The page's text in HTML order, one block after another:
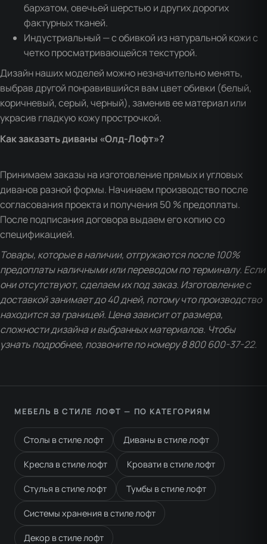
бархатом, овечьей шерстью и других дорогих
фактурных тканей.
Индустриальный — с обивкой из натуральной кожи с
четко просматривающейся текстурой.
Дизайн наших моделей можно незначительно менять,
выбрав другой понравившийся вам цвет обивки (белый,
коричневый, серый, черный), заменив ее материал или
украсив гладкую кожу прострочкой.
Как заказать диваны «Олд-Лофт»?
Принимаем заказы на изготовление прямых и угловых
диванов разной формы. Начинаем производство после
согласования проекта и получения 50 % предоплаты.
После подписания договора выдаем его копию со
спецификацией.
Товары, которые в наличии, отгружаются после 100%
предоплаты наличными или переводом по терминалу. Если
они отсутствуют, сделаем их под заказ. Изготовление с
доставкой занимает до 40 дней, потому что производство
находится за границей. Цена зависит от размера,
сложности дизайна и выбранных материалов. Чтобы
узнать подробнее, позвоните по номеру 8 800 600-37-22.
МЕБЕЛЬ В СТИЛЕ ЛОФТ — ПО КАТЕГОРИЯМ
Столы в стиле лофт Диваны в стиле лофт
Кресла в стиле лофт Кровати в стиле лофт
Стулья в стиле лофт Тумбы в стиле лофт
Системы хранения в стиле лофт
Декор в стиле лофт